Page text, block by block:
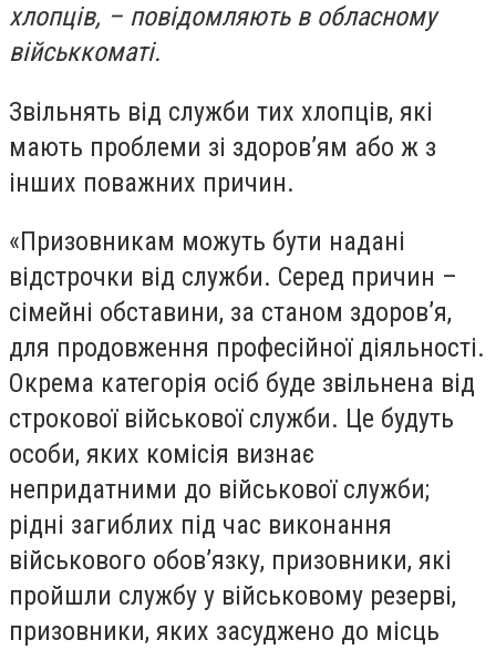
хлопців, – повідомляють в обласному
військкоматі.
Звільнять від служби тих хлопців, які
мають проблеми зі здоров’ям або ж з
інших поважних причин.
«Призовникам можуть бути надані
відстрочки від служби. Серед причин –
сімейні обставини, за станом здоров’я,
для продовження професійної діяльності.
Окрема категорія осіб буде звільнена від
строкової військової служби. Це будуть
особи, яких комісія визнає
непридатними до військової служби;
рідні загиблих під час виконання
військового обов’язку, призовники, які
пройшли службу у військовому резерві,
призовники, яких засуджено до місць